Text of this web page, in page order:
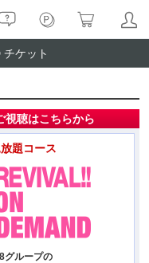
ケット
視聴はこちらから
題コース
グループの